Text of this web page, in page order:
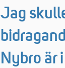
Jag
Nybro är